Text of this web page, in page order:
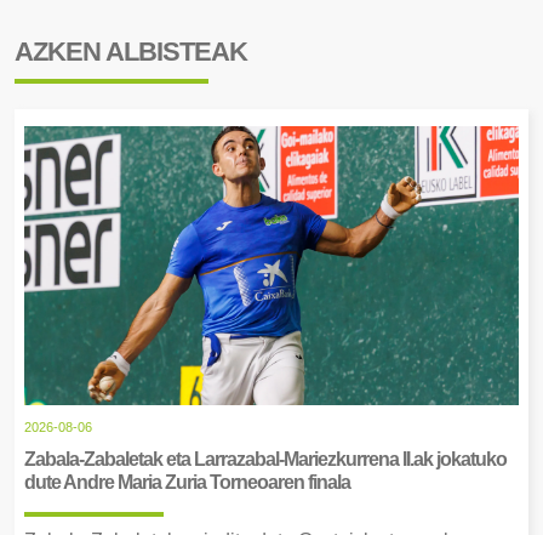
AZKEN ALBISTEAK
2026-08-06
Zabala-Zabaletak eta Larrazabal-Mariezkurrena II.ak jokatuko
dute Andre Maria Zuria Torneoaren finala